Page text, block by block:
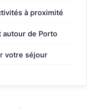
à proximité
autour de Porto
votre séjour